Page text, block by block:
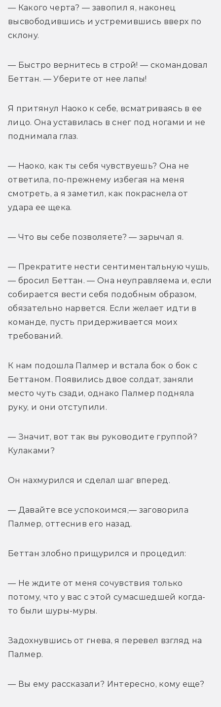
— Какого черта? — завопил я, наконец
высвободившись и устремившись вверх по
склону.
— Быстро вернитесь в строй! — скомандовал
Беттан. — Уберите от нее лапы!
Я притянул Наоко к себе, всматриваясь в ее
лицо. Она уставилась в снег под ногами и не
поднимала глаз.
— Наоко, как ты себя чувствуешь? Она не
ответила, по-прежнему избегая на меня
смотреть, а я заметил, как покраснела от
удара ее щека.
— Что вы себе позволяете? — зарычал я.
— Прекратите нести сентиментальную чушь,
— бросил Беттан. — Она неуправляема и, если
собирается вести себя подобным образом,
обязательно нарвется. Если желает идти в
команде, пусть придерживается моих
требований.
К нам подошла Палмер и встала бок о бок с
Беттаном. Появились двое солдат, заняли
место чуть сзади, однако Палмер подняла
руку, и они отступили.
— Значит, вот так вы руководите группой?
Кулаками?
Он нахмурился и сделал шаг вперед.
— Давайте все успокоимся,— заговорила
Палмер, оттеснив его назад.
Беттан злобно прищурился и процедил:
— Не ждите от меня сочувствия только
потому, что у вас с этой сумасшедшей когда-
то были шуры-муры.
Задохнувшись от гнева, я перевел взгляд на
Палмер.
— Вы ему рассказали? Интересно, кому еще?